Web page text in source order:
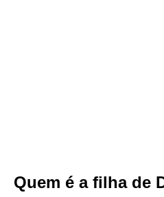
Quem é a filha de